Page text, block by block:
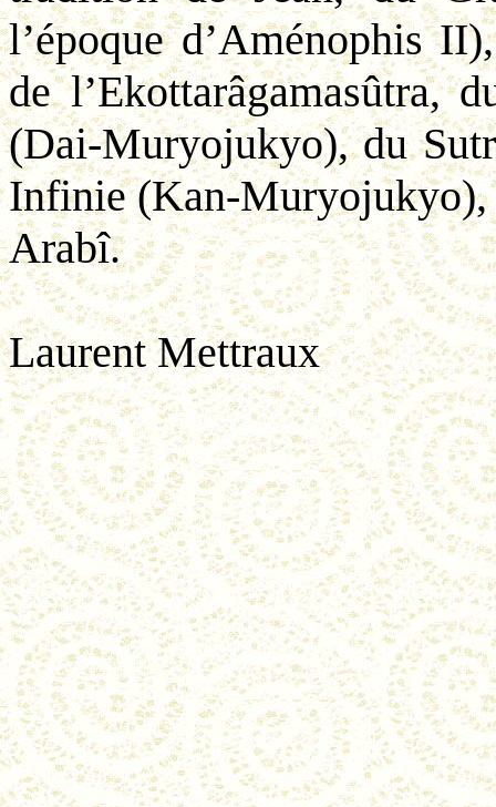
l’époque d’Aménophis
de l’Ekottarâgamasûtra,
(Dai-Muryojukyo), du
Infinie (Kan-Muryojukyo
Arabî.
Laurent Mettraux